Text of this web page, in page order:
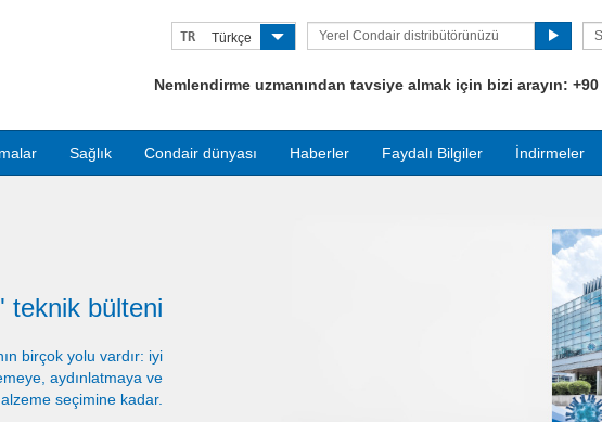
TR Türkçe
Yerel Condair distribütörünüzü
Nemlendirme uzmanından tavsiye almak için bizi arayın: +90
Sağlık Condair dünyası Haberler Faydalı Bilgiler İndirmeler
teknik bülteni
birçok yolu vardır: iyi
aydınlatmaya ve
seçimine kadar.